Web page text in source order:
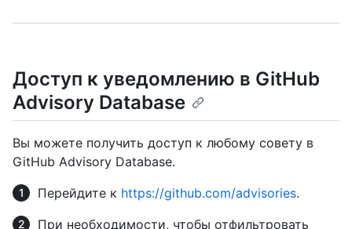
Доступ к уведомлению в GitHub
Advisory Database
Вы можете получить доступ к любому совету в
GitHub Advisory Database.
Перейдите к https://github.com/advisories.
При необходимости, чтобы отфильтровать